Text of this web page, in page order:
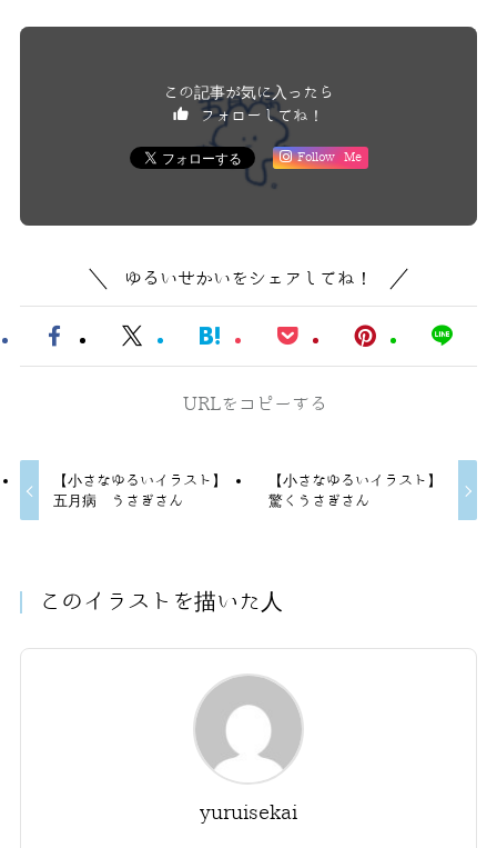
この記事が気に入ったら
フォローしてね！
Follow Me
ゆるいせかいをシェアしてね！
URLをコピーする
【小さなゆるいイラスト】
五月病 うさぎさん
【小さなゆるいイラスト】
驚くうさぎさん
このイラストを描いた人
yuruisekai